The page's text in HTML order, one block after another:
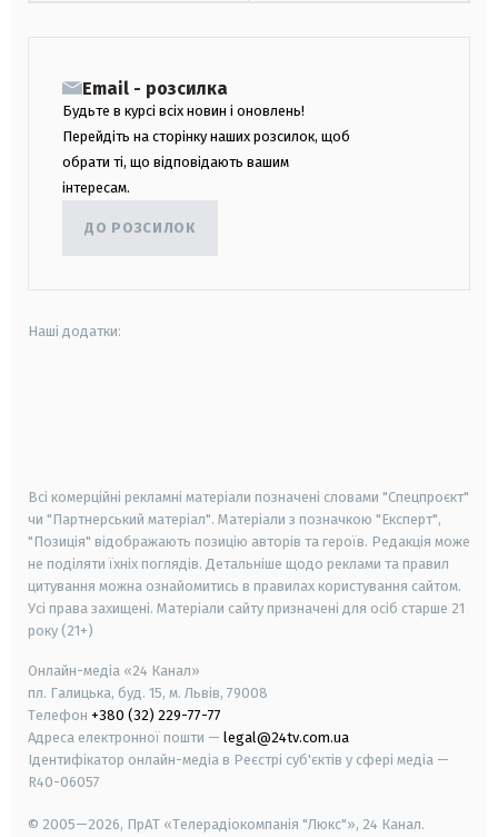
Email - розсилка
Будьте в курсі всіх новин і оновлень!
Перейдіть на сторінку наших розсилок, щоб
обрати ті, що відповідають вашим
інтересам.
ДО РОЗСИЛОК
Наші додатки:
Всі комерційні рекламні матеріали позначені словами "Спецпроєкт"
чи "Партнерський матеріал". Матеріали з позначкою "Експерт",
"Позиція" відображають позицію авторів та героїв. Редакція може
не поділяти їхніх поглядів. Детальніше щодо реклами та правил
цитування можна ознайомитись в правилах користування сайтом.
Усі права захищені. Матеріали сайту призначені для осіб старше 21
року (21+)
Онлайн-медіа «24 Канал»
пл. Галицька, буд. 15, м. Львів, 79008
Телефон +380 (32) 229-77-77
Адреса електронної пошти — legal@24tv.com.ua
Ідентифікатор онлайн-медіа в Реєстрі суб'єктів у сфері медіа —
R40-06057
© 2005—2026, ПрАТ «Телерадіокомпанія "Люкс"», 24 Канал.